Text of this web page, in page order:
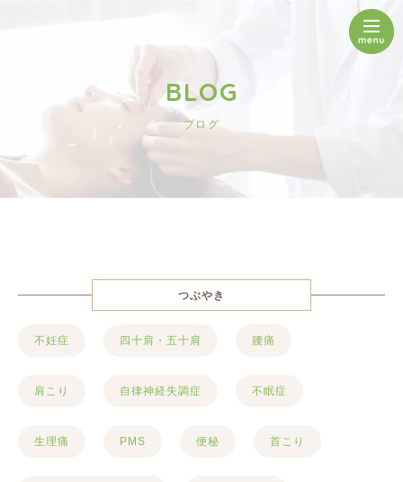
BLOG
ブログ
つぶやき
不妊症 四十肩・五十肩 腰痛
肩こり 自律神経失調症 不眠症
生理痛 PMS 便秘 首こり